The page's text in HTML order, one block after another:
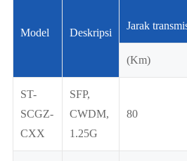
Model Deskripsi
Jarak
(Km)
ST-
SCGZ-
CXX
SFP,
CWDM,
1.25G
80